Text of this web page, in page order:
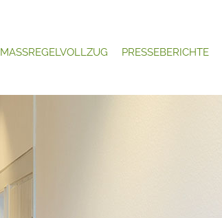
MASSREGELVOLLZUG PRESSEBERICHTE